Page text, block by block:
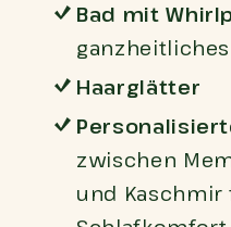
Bad mit
Haarglätter
zwischen
und